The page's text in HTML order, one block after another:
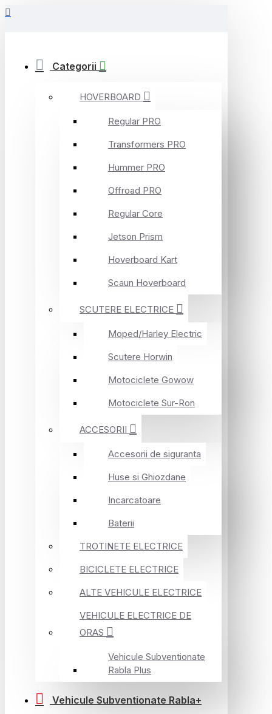
Categorii
HOVERBOARD
Regular PRO
Transformers PRO
Hummer PRO
Offroad PRO
Regular Core
Jetson Prism
Hoverboard Kart
Scaun Hoverboard
SCUTERE ELECTRICE
Moped/Harley Electric
Scutere Horwin
Motociclete Gowow
Motociclete Sur-Ron
ACCESORII
Accesorii de siguranta
Huse si Ghiozdane
Incarcatoare
Baterii
TROTINETE ELECTRICE
BICICLETE ELECTRICE
ALTE VEHICULE ELECTRICE
VEHICULE ELECTRICE DE
ORAS
Vehicule Subventionate
Rabla Plus
Vehicule Subventionate Rabla+